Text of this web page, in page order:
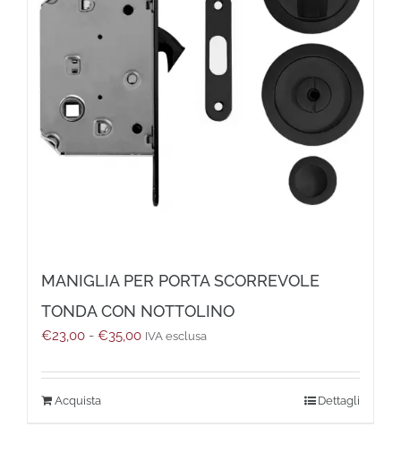
MANIGLIA PER PORTA SCORREVOLE
TONDA CON NOTTOLINO
€23,00 - €35,00Fascia
prezzo:
IVA esclusa
Questo
Dettagli